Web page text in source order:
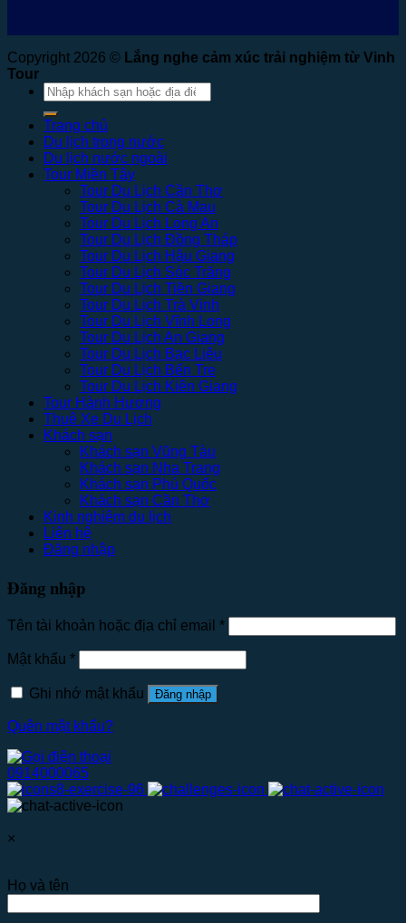
Copyright 2026 © Lắng nghe cảm xúc trải nghiệm từ Vinh
Tour
Tìm
kiếm:
Trang chủ
Du lịch trong nước
Du lịch nước ngoài
Tour Miền Tây
Tour Du Lịch Cần Thơ
Tour Du Lịch Cà Mau
Tour Du Lịch Long An
Tour Du Lịch Đồng Tháp
Tour Du Lịch Hậu Giang
Tour Du Lịch Sóc Trăng
Tour Du Lịch Tiền Giang
Tour Du Lịch Trà Vinh
Tour Du Lịch Vĩnh Long
Tour Du Lịch An Giang
Tour Du Lịch Bạc Liêu
Tour Du Lịch Bến Tre
Tour Du Lịch Kiên Giang
Tour Hành Hương
Thuê Xe Du Lịch
Khách sạn
Khách sạn Vũng Tàu
Khách sạn Nha Trang
Khách sạn Phú Quốc
Khách sạn Cần Thơ
Kinh nghiệm du lịch
Liên hệ
Đăng nhập
Đăng nhập
Tên tài khoản hoặc địa chỉ email *
Mật khẩu *
Ghi nhớ mật khẩu Đăng nhập
Quên mật khẩu?
0914000065
×
Họ và tên